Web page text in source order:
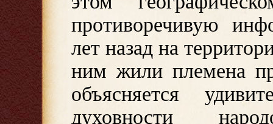
противоречивую
лет назад на
ним жили племена
объясняется
духовности